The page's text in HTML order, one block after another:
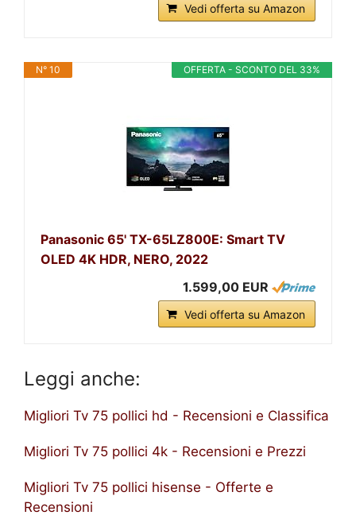
Vedi offerta su Amazon
OFFERTA - SCONTO DEL 33%
N° 10
Panasonic 65' TX-65LZ800E: Smart TV
OLED 4K HDR, NERO, 2022
1.599,00 EUR
Vedi offerta su Amazon
Leggi anche:
Migliori Tv 75 pollici hd - Recensioni e Classifica
Migliori Tv 75 pollici 4k - Recensioni e Prezzi
Migliori Tv 75 pollici hisense - Offerte e
Recensioni